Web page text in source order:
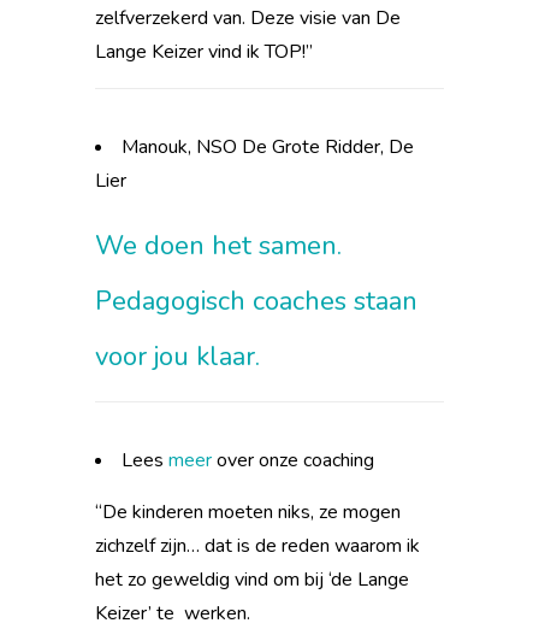
zelfverzekerd van. Deze visie van De
Lange Keizer vind ik TOP!”
Manouk, NSO De Grote Ridder, De
Lier
We doen het samen.
Pedagogisch coaches staan
voor jou klaar.
Lees meerover onze coaching
“De kinderen moeten niks, ze mogen
zichzelf zijn… dat is de reden waarom ik
het zo geweldig vind om bij ‘de Lange
Keizer’ te werken.